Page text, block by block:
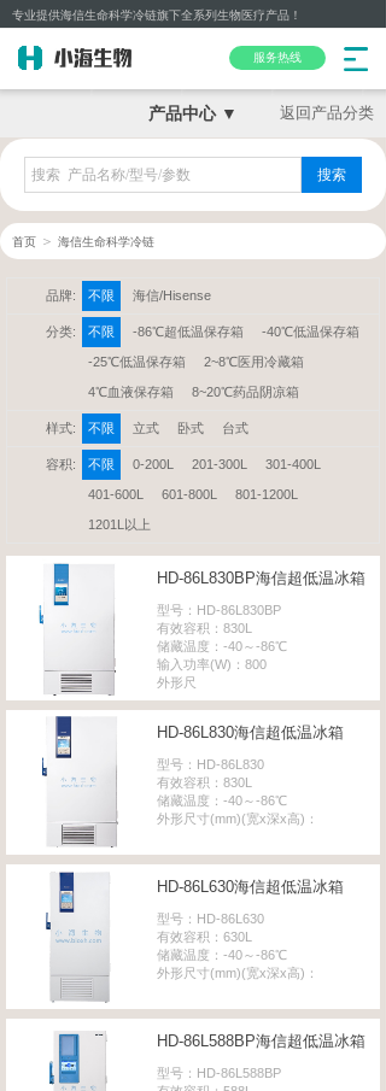
专业提供海信生命科学冷链旗下全系列生物医疗产品！
返回产品分类
产品中心 ▼
搜索
首页 ＞ 海信生命科学冷链
品牌: 不限 海信/Hisense
分类: 不限 -86℃超低温保存箱 -40℃低温保存箱
-25℃低温保存箱 2~8℃医用冷藏箱
4℃血液保存箱 8~20℃药品阴凉箱
样式: 不限 立式 卧式 台式
容积: 不限 0-200L 201-300L 301-400L
401-600L 601-800L 801-1200L
1201L以上
HD-86L830BP海信超低温冰箱
型号：HD-86L830BP
有效容积：830L
储藏温度：-40～-86℃
输入功率(W)：800
外形尺
HD-86L830海信超低温冰箱
型号：HD-86L830
有效容积：830L
储藏温度：-40～-86℃
外形尺寸(mm)(宽x深x高)：
HD-86L630海信超低温冰箱
型号：HD-86L630
有效容积：630L
储藏温度：-40～-86℃
外形尺寸(mm)(宽x深x高)：
HD-86L588BP海信超低温冰箱
型号：HD-86L588BP
服务热线